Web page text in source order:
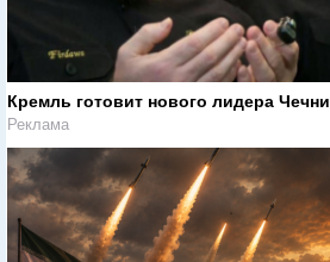
Кремль готовит нового лидера Чечни
Реклама